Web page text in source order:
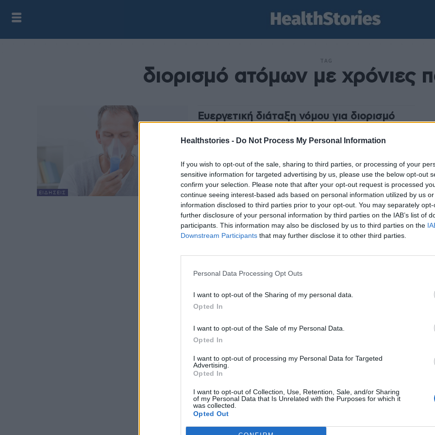
Healthstories - Do Not Process My Personal Information
If you wish to opt-out of the sale, sharing to third parties, or processing of your
sensitive information for targeted advertising by us, please use the below opt-out
confirm your selection. Please note that after your opt-out request is processed
continue seeing interest-based ads based on personal information utilized by us
information disclosed to third parties prior to your opt-out. You may separately
further disclosure of your personal information by third parties on the IAB’s list of
participants. This information may also be disclosed by us to third parties on the
Downstream Participants that may further disclose it to other third parties.
Personal Data Processing Opt Outs
I want to opt-out of the Sharing of my personal data.
Opted In
I want to opt-out of the Sale of my Personal Data.
Opted In
I want to opt-out of processing my Personal Data for Targeted
Advertising.
Opted In
I want to opt-out of Collection, Use, Retention, Sale, and/or Sharing
of my Personal Data that Is Unrelated with the Purposes for which it
was collected.
Opted Out
TAG
διορισμό ατόμων με χρόνιες
ΕΙΔΉΣΕΙΣ
Ευεργετική διάταξη νόμου για διορισμό
δομές υγείας
Την ικανοποίηση του εκφράζει ο Σύλλογος για την Κυστική
Ίνωση για την ψήφιση διάταξης που προβλέπει τον διορισμό
ατόμων - ΑΜΕΑ που πάσχουν από...